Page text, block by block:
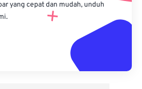
yang cepat dan mudah, unduh